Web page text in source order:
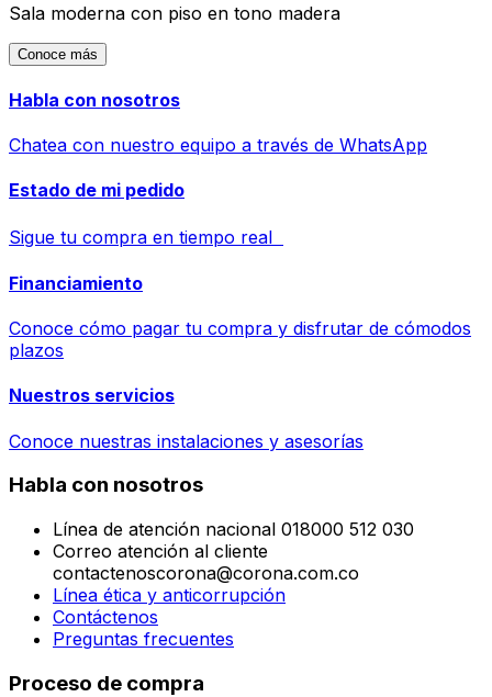
Sala moderna con piso en tono madera
Conoce más
Habla con nosotros
Chatea con nuestro equipo a través de WhatsApp
Estado de mi pedido
Sigue tu compra en tiempo real
Financiamiento
Conoce cómo pagar tu compra y disfrutar de cómodos
plazos
Nuestros servicios
Conoce nuestras instalaciones y asesorías
Habla con nosotros
Línea de atención nacional 018000 512 030
Correo atención al cliente
contactenoscorona@corona.com.co
Línea ética y anticorrupción
Contáctenos
Preguntas frecuentes
Proceso de compra